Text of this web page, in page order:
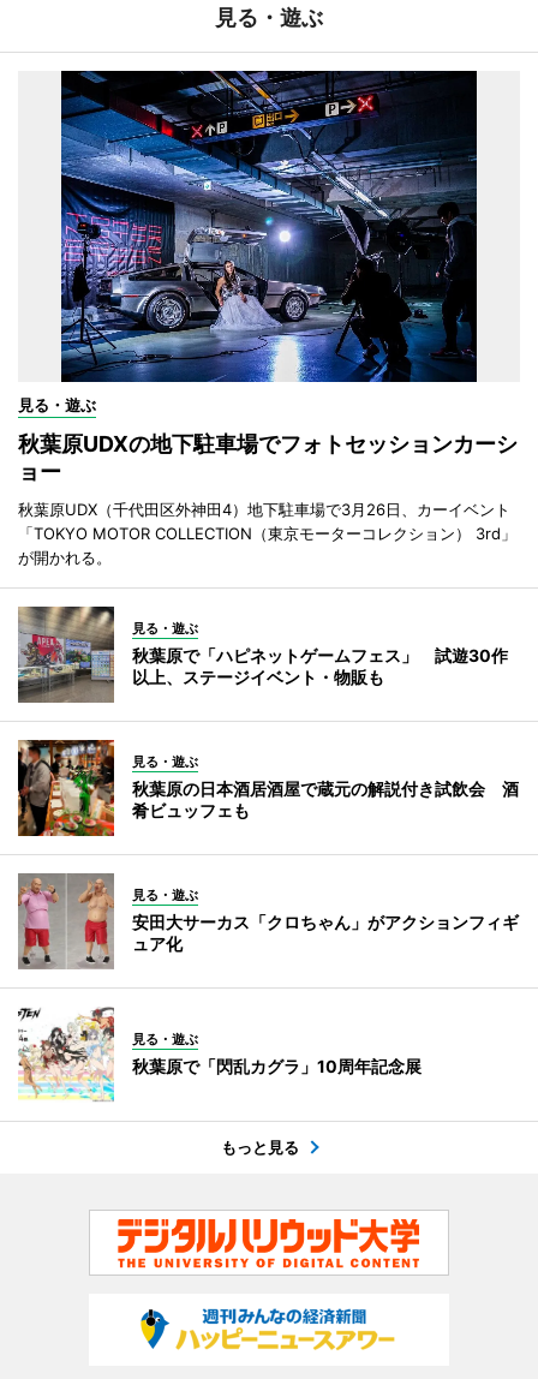
見る・遊ぶ
見る・遊ぶ
秋葉原UDXの地下駐車場でフォトセッションカーシ
ョー
秋葉原UDX（千代田区外神田4）地下駐車場で3月26日、カーイベント
「TOKYO MOTOR COLLECTION（東京モーターコレクション） 3rd」
が開かれる。
見る・遊ぶ
秋葉原で「ハピネットゲームフェス」 試遊30作
以上、ステージイベント・物販も
見る・遊ぶ
秋葉原の日本酒居酒屋で蔵元の解説付き試飲会 酒
肴ビュッフェも
見る・遊ぶ
安田大サーカス「クロちゃん」がアクションフィギ
ュア化
見る・遊ぶ
秋葉原で「閃乱カグラ」10周年記念展
もっと見る